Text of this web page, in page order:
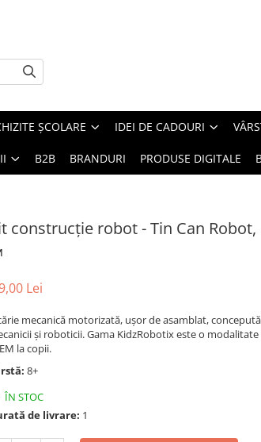
ȘCOLARE IDEI DE CADOURI
B2B BRANDURI PRODUSE DIGITALE
construcție robot - Tin Can Robot,
Lei
mecanică motorizată, ușor de asamblat,
și roboticii. Gama KidzRobotix este o
la copii.
8+
ÎN STOC
de livrare: 1